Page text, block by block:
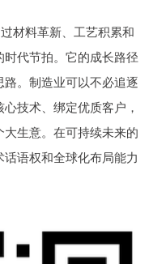
材料革新、工艺积累和
代节拍。它的成长路径
。制造业可以不必追逐
技术、绑定优质客户，
生意。在可持续未来的
语权和全球化布局能力